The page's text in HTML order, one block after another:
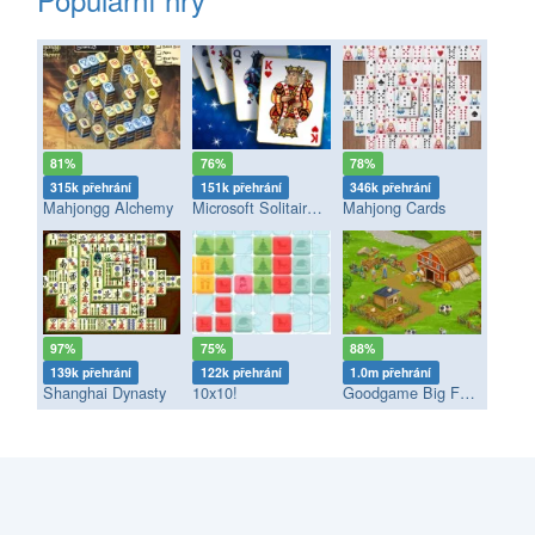
81%
315k přehrání
Mahjongg Alchemy
76%
151k přehrání
Microsoft Solitaire Collection
78%
346k přehrání
Mahjong Cards
97%
139k přehrání
Shanghai Dynasty
75%
122k přehrání
10x10!
88%
1.0m přehrání
Goodgame Big Farm